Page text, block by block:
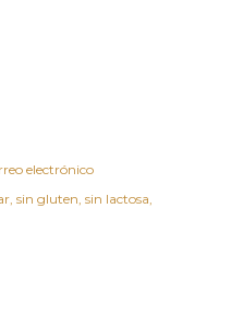
electrónico
sin gluten sin lactosa